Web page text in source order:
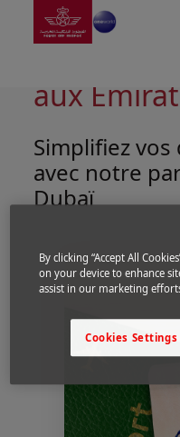
Saut au contenu principal
Aller à
aux
Simplifiez
avec notre
Dubaï
By clicking “Accept All
on your device to enhance
assist in our marketing
Cookies Settings